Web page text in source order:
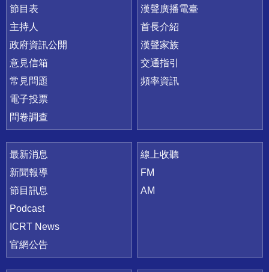
節目表
主持人
政府資訊公開
意見信箱
常見問題
電子投票
問卷調查
漢聲廣播電臺
首長介紹
漢聲家族
交通指引
頻率資訊
最新消息
新聞報導
節目訊息
Podcast
ICRT News
官網公告
線上收聽
FM
AM